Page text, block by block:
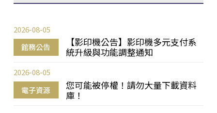
館務公告
【影印機公告】影印機多元支付系
統升級與功能調整通知
2026-08-05
電子資源
您可能被停權！請勿大量下載資料
庫！
2026-08-05